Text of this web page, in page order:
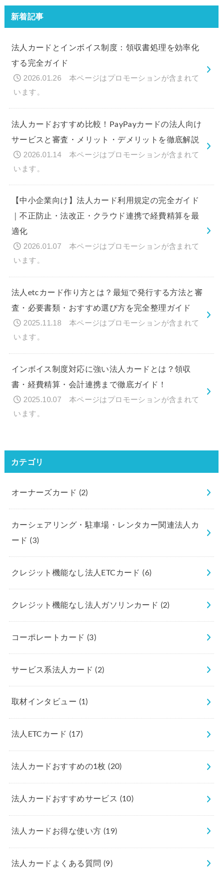
新着記事
法人カードとインボイス制度：領収書処理を効率化
する完全ガイド
2026.01.26
法人カードおすすめ比較！PayPayカードの法人向け
サービスと審査・メリット・デメリットを徹底解説
2026.01.14
【中小企業向け】法人カード利用規定の完全ガイド
｜不正防止・法改正・クラウド連携で経費精算を最
適化
2026.01.07
法人etcカード作り方とは？最短で発行する方法と審
査・必要書類・おすすめ選び方を完全整理ガイド
2025.11.18
インボイス制度対応に強い法人カードとは？領収
書・経費精算・会計連携まで徹底ガイド！
2025.10.07
カテゴリ
オーナーズカード (2)
カーシェアリング・駐車場・レンタカー関連法人カ
ード(3)
クレジット機能なし法人ETCカード(6)
クレジット機能なし法人ガソリンカード (2)
コーポレートカード (3)
サービス系法人カード(2)
取材インタビュー (1)
法人ETCカード (17)
法人カードおすすめの1枚(20)
法人カードおすすめサービス (10)
法人カードお得な使い方 (19)
法人カードよくある質問 (9)